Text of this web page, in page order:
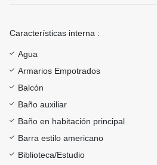
Características interna :
Agua
Armarios Empotrados
Balcón
Baño auxiliar
Baño en habitación principal
Barra estilo americano
Biblioteca/Estudio